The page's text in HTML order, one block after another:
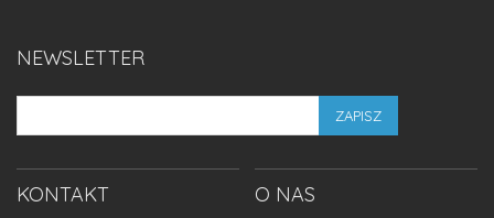
NEWSLETTER
ZAPISZ
KONTAKT O NAS